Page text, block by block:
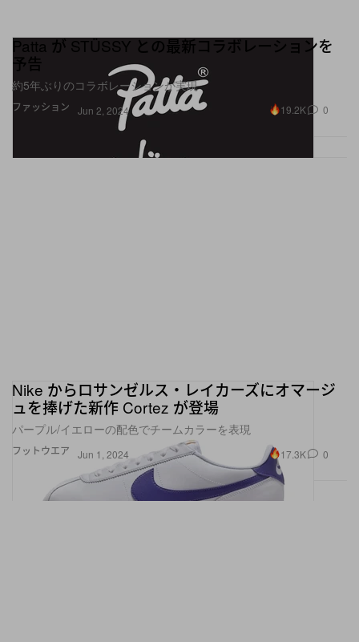
ファッション
Patta が STÜSSY との最新コラボレーションを
予告
約5年ぶりのコラボレーションが実現
Jun 2, 2024 19.2K 0
フットウエア
Nike からロサンゼルス・レイカーズにオマージ
ュを捧げた新作 Cortez が登場
パープル/イエローの配色でチームカラーを表現
Jun 1, 2024 17.3K 0